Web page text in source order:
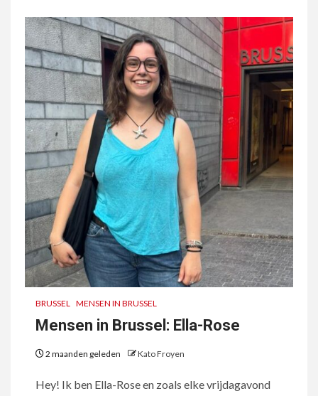
BRUSSEL MENSEN IN BRUSSEL
Mensen in Brussel: Ella-Rose
2 maanden geleden Kato Froyen
Hey! Ik ben Ella-Rose en zoals elke vrijdagavond